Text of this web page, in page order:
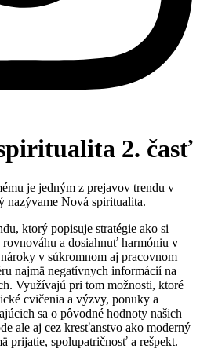
2. časť
je jedným z prejavov trendu v
nazývame Nová spiritualita.
ktorý popisuje stratégie ako si
a dosiahnuť harmóniu v
v súkromnom aj pracovnom
najmä negatívnych informácií na
Využívajú pri tom možnosti, ktoré
cvičenia a výzvy, ponuky a
sa o pôvodné hodnoty našich
ale aj cez kresťanstvo ako moderný
prijatie, spolupatričnosť a rešpekt.